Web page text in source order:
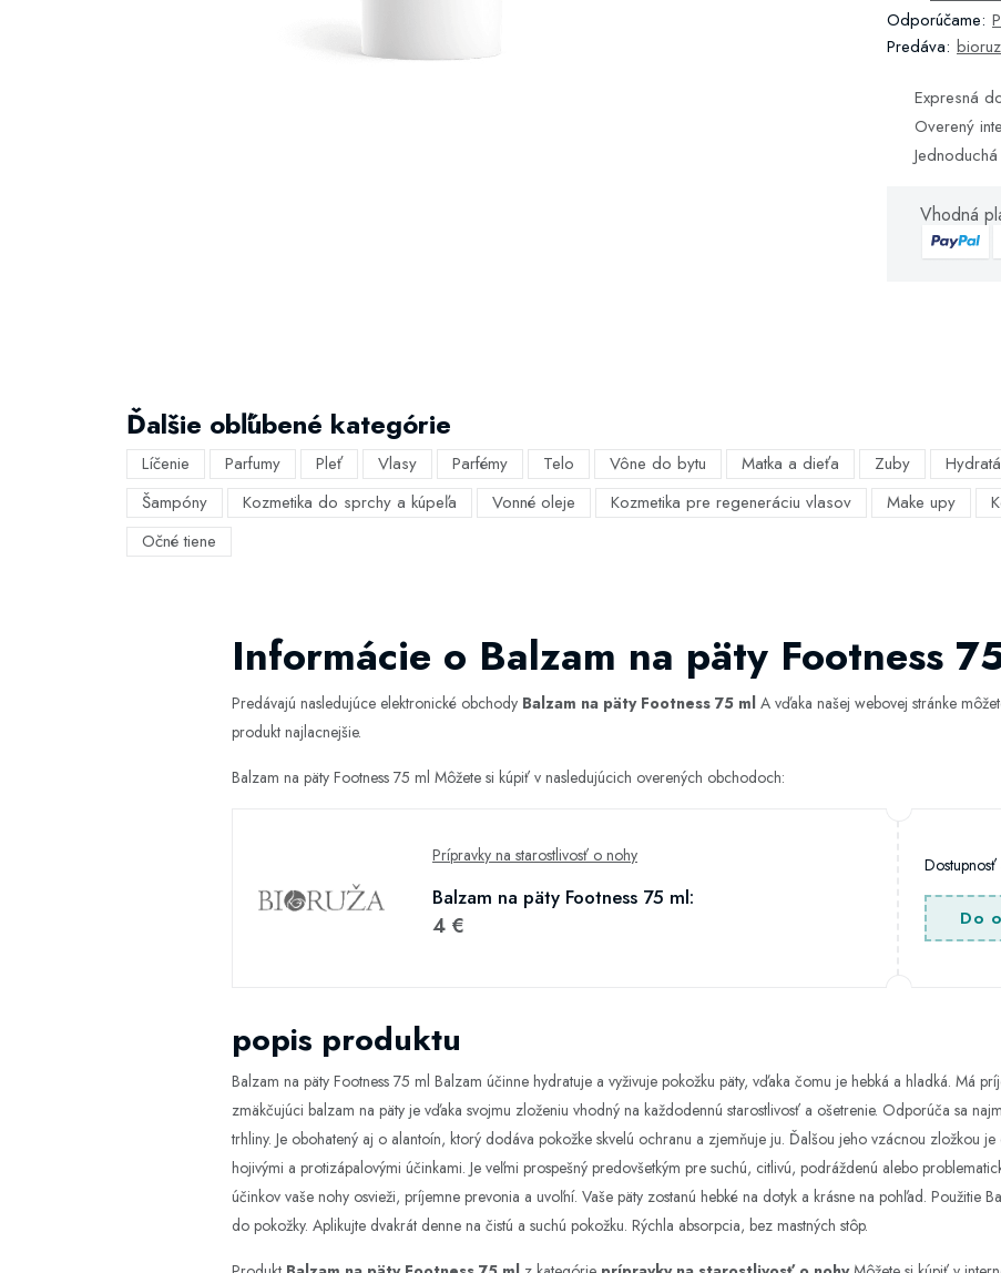
Odporúčame:
Predáva:
Expresná
Overený
Vhodná
Ďalšie obľúbené kategórie
Líčenie Parfumy Pleť Vlasy Parfémy Telo Vône do bytu Matka a dieťa Zuby
Šampóny
Kozmetika do sprchy a kúpeľa Vonné oleje Kozmetika pre regeneráciu vlasov Make upy
Očné tiene
Informácie o Balzam na päty Footness
Predávajú nasledujúce elektronické obchody Balzam na päty Footness 75 ml A vďaka našej webovej stránke
produkt najlacnejšie.
Balzam na päty Footness 75 ml Môžete si kúpiť v nasledujúcich overených obchodoch:
Prípravky na starostlivosť o nohy
Balzam na päty Footness 75 ml:
4 €
Dostupnosť
Do
popis produktu
Balzam na päty Footness 75 ml Balzam účinne hydratuje a vyživuje pokožku päty, vďaka čomu je hebká a hladká. Má
zmäkčujúci balzam na päty je vďaka svojmu zloženiu vhodný na každodennú starostlivosť a ošetrenie. Odporúča sa
trhliny. Je obohatený aj o alantoín, ktorý dodáva pokožke skvelú ochranu a zjemňuje ju. Ďalšou jeho vzácnou zložkou je
hojivými a protizápalovými účinkami. Je veľmi prospešný predovšetkým pre suchú, citlivú, podráždenú alebo
účinkov vaše nohy osvieži, príjemne prevonia a uvoľní. Vaše päty zostanú hebké na dotyk a krásne na pohľad. Použitie
do pokožky. Aplikujte dvakrát denne na čistú a suchú pokožku. Rýchla absorpcia, bez mastných stôp.